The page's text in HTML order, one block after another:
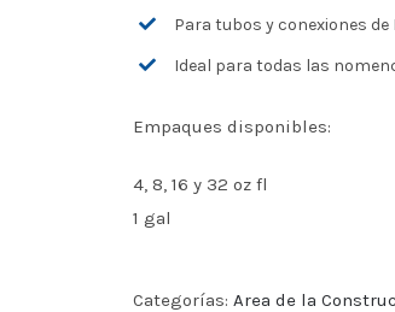
Para tubos y conexiones de
Ideal para todas las
Empaques disponibles:
4, 8, 16 y 32 oz fl
1 gal
Categorías: Area de la